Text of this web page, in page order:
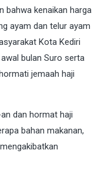
bahwa kenaikan harga
ayam dan telur ayam
Kota Kediri
bulan Suro serta
jemaah haji
dan hormat haji
bahan makanan,